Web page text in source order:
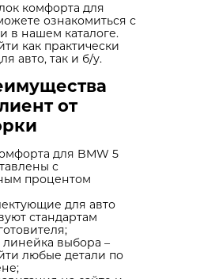
комфорта для
ознакомиться с
в нашем каталоге.
как практически
авто, так и б/у.
от
для BMW 5
с
процентом
для авто
стандартам
выбора –
любые детали по